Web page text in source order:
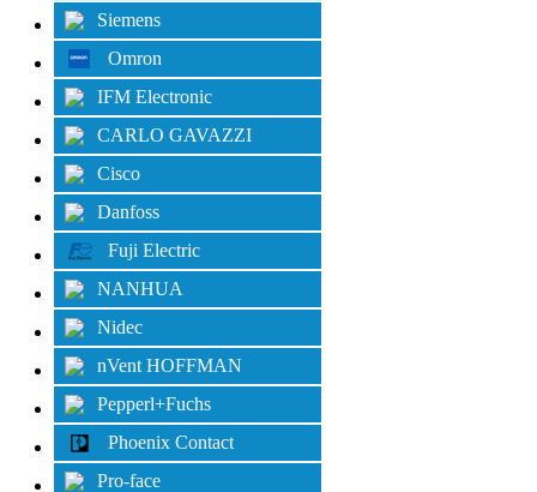
Siemens
Omron
IFM Electronic
CARLO GAVAZZI
Cisco
Danfoss
Fuji Electric
NANHUA
Nidec
nVent HOFFMAN
Pepperl+Fuchs
Phoenix Contact
Pro-face